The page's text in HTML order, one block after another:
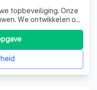
topbeveiliging. Onze
We ontwikkelen op
bij unieke